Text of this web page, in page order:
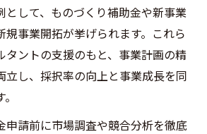
として、ものづくり補助金や新事業
規事業開拓が挙げられます。これら
タントの支援のもと、事業計画の精
立し、採択率の向上と事業成長を同
申請前に市場調査や競合分析を徹底